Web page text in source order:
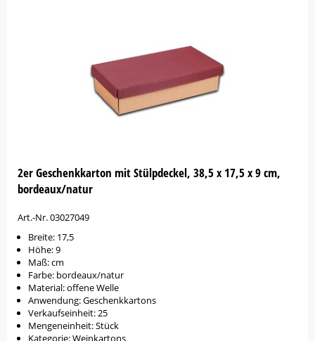
2er Geschenkkarton mit Stülpdeckel, 38,5 x 17,5 x 9 cm,
bordeaux/natur
Art.-Nr. 03027049
Breite: 17,5
Höhe: 9
Maß: cm
Farbe: bordeaux/natur
Material: offene Welle
Anwendung: Geschenkkartons
Verkaufseinheit: 25
Mengeneinheit: Stück
Kategorie: Weinkartons